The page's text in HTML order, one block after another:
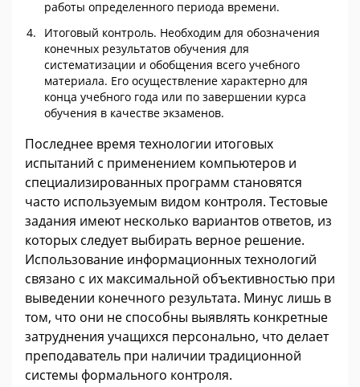
работы определенного периода времени.
Итоговый контроль. Необходим для обозначения
конечных результатов обучения для
систематизации и обобщения всего учебного
материала. Его осуществление характерно для
конца учебного года или по завершении курса
обучения в качестве экзаменов.
Последнее время технологии итоговых
испытаний с применением компьютеров и
специализированных программ становятся
часто используемым видом контроля. Тестовые
задания имеют несколько вариантов ответов, из
которых следует выбирать верное решение.
Использование информационных технологий
связано с их максимальной объективностью при
выведении конечного результата. Минус лишь в
том, что они не способны выявлять конкретные
затруднения учащихся персонально, что делает
преподаватель при наличии традиционной
системы формального контроля.